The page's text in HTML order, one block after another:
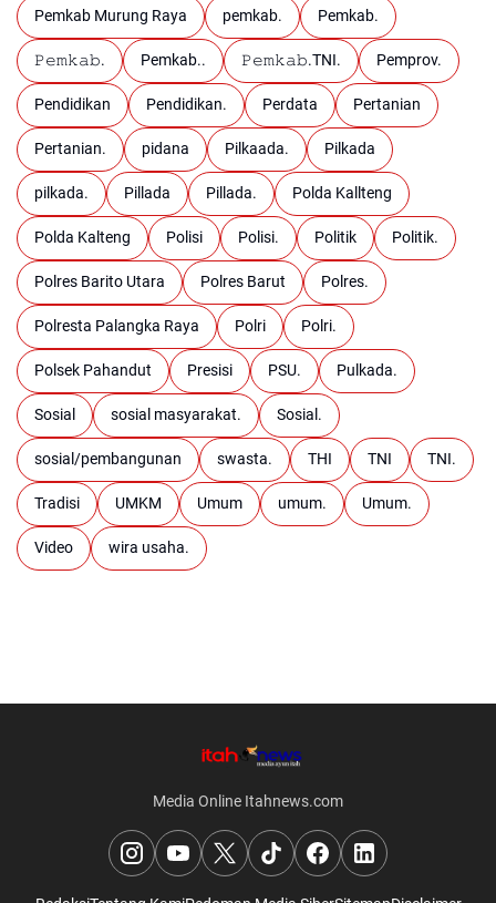
Pemkab Murung Raya pemkab. Pemkab.
𝙿𝚎𝚖𝚔𝚊𝚋. Pemkab.. 𝙿𝚎𝚖𝚔𝚊𝚋.TNI. Pemprov.
Pendidikan Pendidikan. Perdata Pertanian
Pertanian. pidana Pilkaada. Pilkada
pilkada. Pillada Pillada. Polda Kallteng
Polda Kalteng Polisi Polisi. Politik Politik.
Polres Barito Utara Polres Barut Polres.
Polresta Palangka Raya Polri Polri.
Polsek Pahandut Presisi PSU. Pulkada.
Sosial sosial masyarakat. Sosial.
sosial/pembangunan swasta. THI TNI TNI.
Tradisi UMKM Umum umum. Umum.
Video wira usaha.
Media Online Itahnews.com